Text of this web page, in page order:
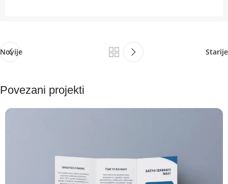
Novije Starije
Povezani projekti